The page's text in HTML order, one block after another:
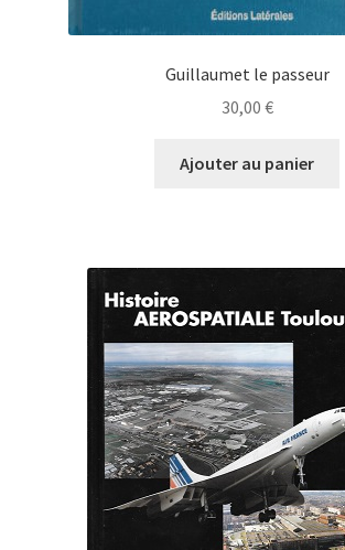
Guillaumet le passeur
30,00 €
Ajouter au panier